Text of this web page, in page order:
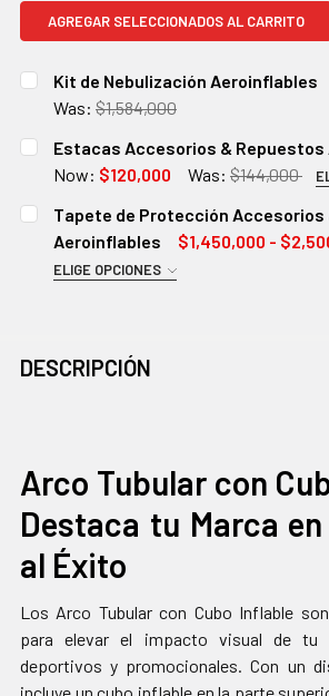
AGREGAR SELECCIONADOS AL CARRITO
Kit de Nebulización Aeroinflables
Was: $1,584,000
EXISTENCIAS
ACTUALES:
CANTIDAD:
DISMINUIR CANTIDAD:AUMENTAR CANTIDAD:
Estacas Accesorios &
Now: $120,000 Was: $144,000
ESTACAS:
30 Centímetros
60 Centímentros
Tapete de Protección Accesorios
Aeroinflables
$1,450,000 -
ELIGE OPCIONES
10 metros X 10 metros
DESCRIPCIÓN
Arco Tubular con
Destaca tu Marca
al Éxito
Los Arco Tubular con Cubo Inflable
para elevar el impacto visual de tu
deportivos y promocionales. Con un